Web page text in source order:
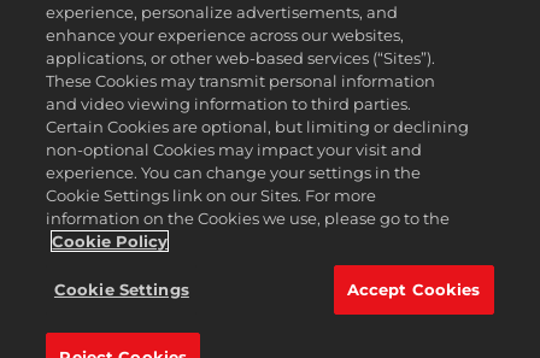
Gizlilik Politikası
Çerez Politikası
Destek
Kişisel Bilgilerimi Satma veya Paylaşma
Order Lookup & Refunds
2K Ad Partners
©2016-2026 Take-Two Interactive Software Inc. 2K, Firaxis Games,
Civilization, and their respective logos are trademarks of Take-Two
Interactive Software, Inc. All rights reserved.
Burada adı geçen tüm ticari markalar ilgili sahiplerinin
experience, personalize advertisements, and
enhance your experience across our websites,
applications, or other web-based services (“Sites”).
These Cookies may transmit personal information
and video viewing information to third parties.
Certain Cookies are optional, but limiting or declining
non-optional Cookies may impact your visit and
experience. You can change your settings in the
Cookie Settings link on our Sites. For more
information on the Cookies we use, please go to the
Cookie Policy
Cookie Settings Accept Cookies